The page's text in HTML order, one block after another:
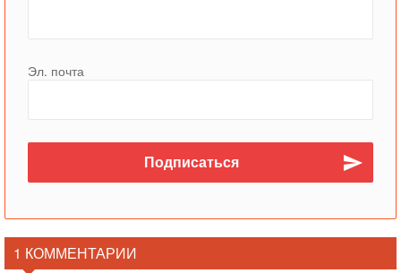
Эл. почта
1 КОММЕНТАРИИ